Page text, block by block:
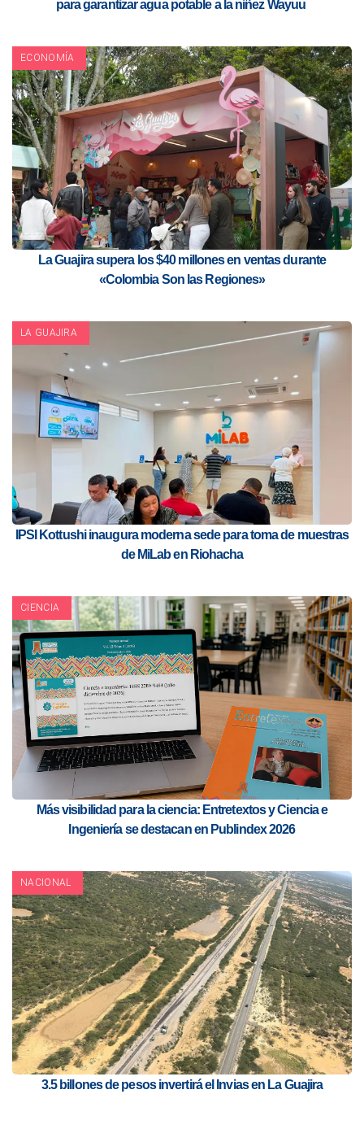
para garantizar agua potable a la niñez Wayuu
ECONOMÍA
La Guajira supera los $40 millones en ventas durante
«Colombia Son las Regiones»
LA GUAJIRA
IPSI Kottushi inaugura moderna sede para toma de muestras
de MiLab en Riohacha
CIENCIA
Más visibilidad para la ciencia: Entretextos y Ciencia e
Ingeniería se destacan en Publindex 2026
NACIONAL
3.5 billones de pesos invertirá el Invias en La Guajira